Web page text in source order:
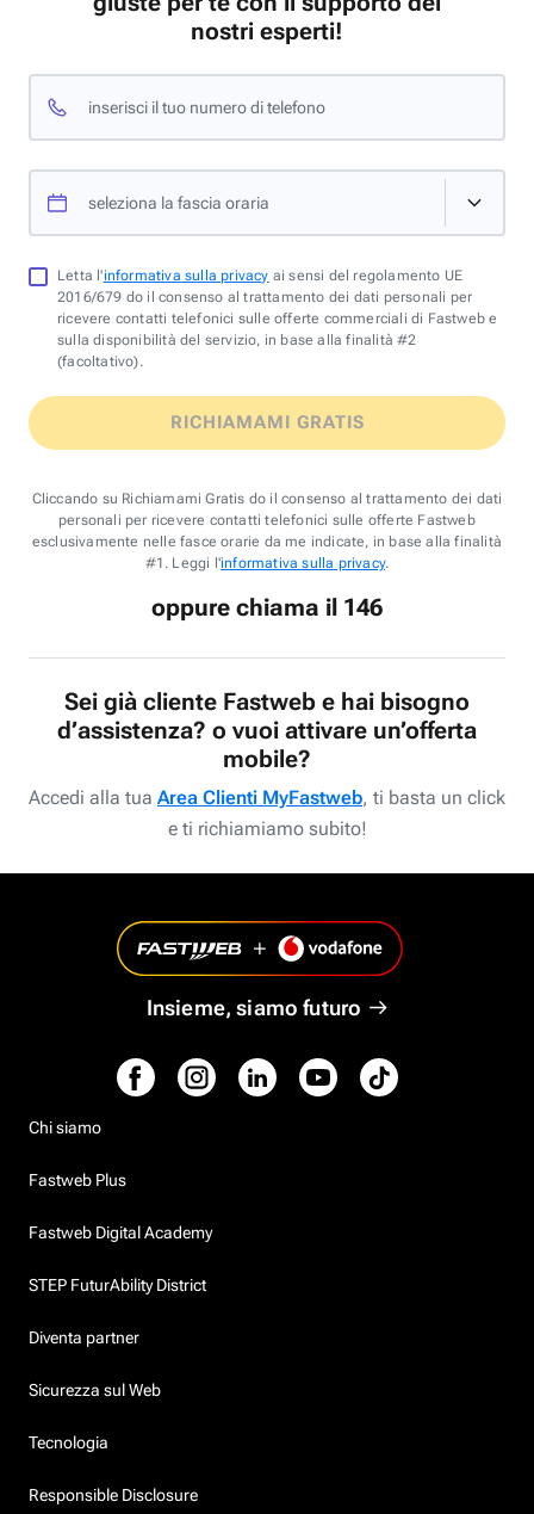
nostri esperti!
inserisci il tuo numero di telefono
seleziona la fascia oraria
Letta l'informativa sulla privacy ai sensi del regolamento UE
2016/679 do il consenso al trattamento dei dati personali per
ricevere contatti telefonici sulle offerte commerciali di Fastweb e
sulla disponibilità del servizio, in base alla finalità #2
(facoltativo).
RICHIAMAMI GRATIS
Cliccando su Richiamami Gratis do il consenso al trattamento dei dati
personali per ricevere contatti telefonici sulle offerte Fastweb
esclusivamente nelle fasce orarie da me indicate, in base alla finalità
#1. Leggi l'informativa sulla privacy.
oppure chiama il 146
Sei già cliente Fastweb e hai bisogno
d’assistenza? o vuoi attivare un’offerta
mobile?
Accedi alla tua Area Clienti MyFastweb, ti basta un click
e ti richiamiamo subito!
Insieme, siamo futuro
Chi siamo
Fastweb Plus
Fastweb Digital Academy
STEP FuturAbility District
Diventa partner
Sicurezza sul Web
Tecnologia
Responsible Disclosure